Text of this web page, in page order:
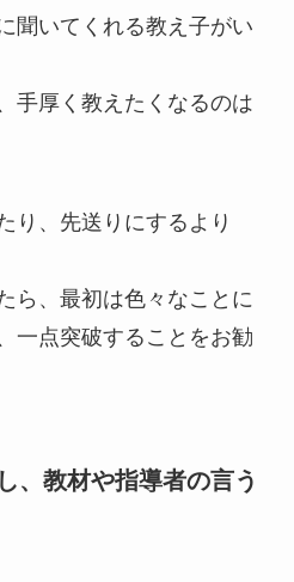
聞いてくれる教え子がい
手厚く教えたくなるのは
り、先送りにするより
ら、最初は色々なことに
一点突破することをお勧
、教材や指導者の言う